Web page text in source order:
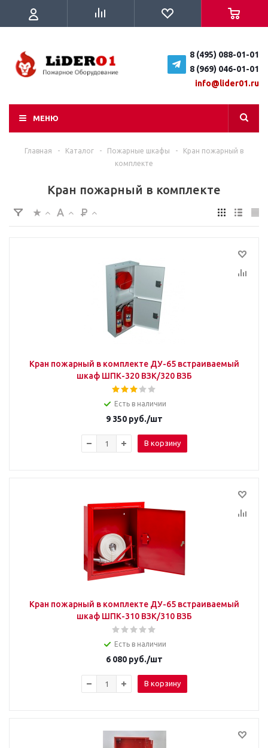
8 (495) 088-01-01
8 (969) 046-01-01
info@lider01.ru
МЕНЮ
Главная - Каталог - Пожарные шкафы -
Кран пожарный в
комплекте
Кран пожарный в комплекте
Кран пожарный в комплекте ДУ-65 встраиваемый
шкаф ШПК-320 ВЗК/320 ВЗБ
Есть в наличии
9 350 руб./шт
В корзину
Кран пожарный в комплекте ДУ-65 встраиваемый
шкаф ШПК-310 ВЗК/310 ВЗБ
Есть в наличии
6 080 руб./шт
В корзину